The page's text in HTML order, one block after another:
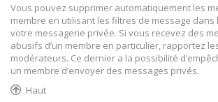
Vous pouvez supprimer automatiquement les
membre en utilisant les filtres de message
votre messagerie privée. Si vous recevez des
abusifs d’un membre en particulier, rapportez
modérateurs. Ce dernier a la possibilité
un membre d’envoyer des messages privés.
Haut